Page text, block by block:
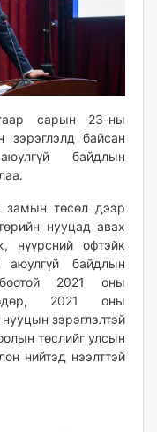
сарын 23-ны
байсан
байдлын
замын төсөл дээр
нууцад авах
нүүрсний офтэйк
байдлын
2021 оны
2021 оны
зэрэглэлтэй
төслийг улсын
нийтэд нээлттэй